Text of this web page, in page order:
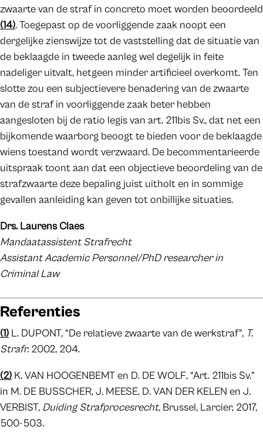
zwaarte van de straf in concreto moet worden beoordeeld
(14). Toegepast op de voorliggende zaak noopt een
dergelijke zienswijze tot de vaststelling dat de situatie van
de beklaagde in tweede aanleg wel degelijk in feite
nadeliger uitvalt, hetgeen minder artificieel overkomt. Ten
slotte zou een subjectievere benadering van de zwaarte
van de straf in voorliggende zaak beter hebben
aangesloten bij de ratio legis van art. 211bis Sv., dat net een
bijkomende waarborg beoogt te bieden voor de beklaagde
wiens toestand wordt verzwaard. De becommentarieerde
uitspraak toont aan dat een objectieve beoordeling van de
strafzwaarte deze bepaling juist uitholt en in sommige
gevallen aanleiding kan geven tot onbillijke situaties.
Drs. Laurens Claes
Mandaatassistent Strafrecht
Assistant Academic Personnel/PhD researcher in
Criminal Law
Referenties
(1) L. DUPONT, “De relatieve zwaarte van de werkstraf”, T.
Strafr. 2002, 204.
(2) K. VAN HOOGENBEMT en D. DE WOLF, “Art. 211bis Sv.”
in M. DE BUSSCHER, J. MEESE, D. VAN DER KELEN en J.
VERBIST, Duiding Strafprocesrecht, Brussel, Larcier, 2017,
500-503.